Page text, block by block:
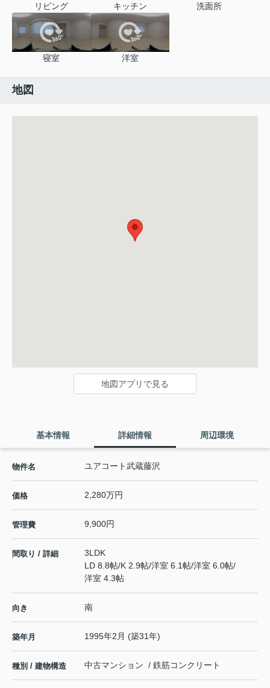
リビング キッチン 洗面所
寝室 洋室
地図
地図アプリで見る
基本情報 詳細情報 周辺環境
物件名 ユアコート武蔵藤沢
価格 2,280万円
管理費 9,900円
間取り / 詳細
3LDK
LD 8.8帖/K 2.9帖/洋室 6.1帖/洋室 6.0帖/
洋室 4.3帖
向き 南
築年月 1995年2月 (築31年)
種別 / 建物構造 中古マンション / 鉄筋コンクリート